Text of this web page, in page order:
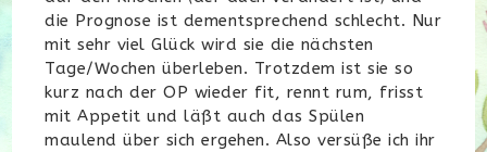
die Prognose ist dementsprechend schlecht. Nur
mit sehr viel Glück wird sie die nächsten
Tage/Wochen überleben. Trotzdem ist sie so
kurz nach der OP wieder fit, rennt rum, frisst
mit Appetit und läßt auch das Spülen
maulend über sich ergehen. Also versüße ich ihr